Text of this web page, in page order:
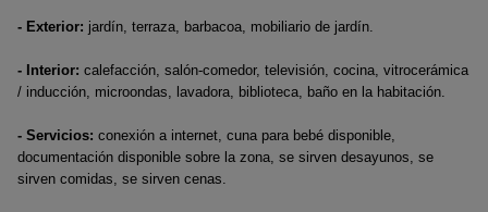
- Exterior: jardín, terraza, barbacoa, mobiliario de jardín.
- Interior: calefacción, salón-comedor, televisión, cocina, vitrocerámica
/ inducción, microondas, lavadora, biblioteca, baño en la habitación.
- Servicios: conexión a internet, cuna para bebé disponible,
documentación disponible sobre la zona, se sirven desayunos, se
sirven comidas, se sirven cenas.